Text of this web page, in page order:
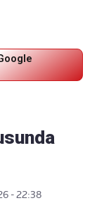
- 22:38